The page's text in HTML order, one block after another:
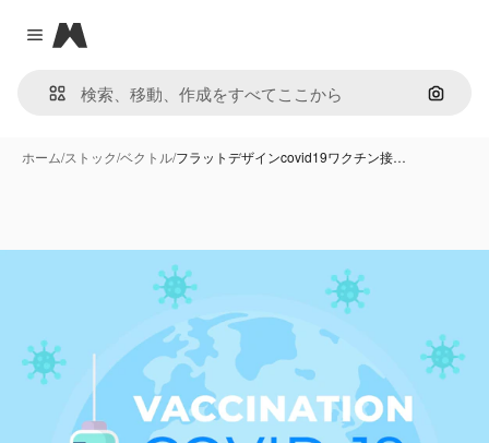
Close menu
Magnific
画像で
ホーム/ストック/ベクトル/フラットデザインcovid19ワクチン接…